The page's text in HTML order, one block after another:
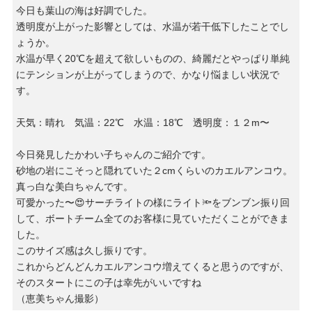
今日も葉山の海は好調でした。
透明度が上がった影響としては、水温が若干低下したことでし
ょうか。
水温が早く20℃を超えて欲しいものの、綺麗だとやっぱり単純
にテンションが上がってしまうので、かなり悩ましい状況で
す。
天気：晴れ 気温：22℃ 水温：18℃ 透明度：１２m〜
今日発見したかわい子ちゃんのご紹介です。
砂地の岩にこそっと隠れていた２cmくらいのカエルアンコウ。
真っ白な美白ちゃんです。
可愛かった〜😍サーチライトの様にライト🔦をブンブン振り回
して、ボートチーム全てのお客様に見ていただくことができま
した。
このサイズ感は久し振りです。
これからどんどんカエルアンコウ増えてくると思うのですが、
そのスタートにこの子は幸先がいいですね
（恵美ちゃん撮影）